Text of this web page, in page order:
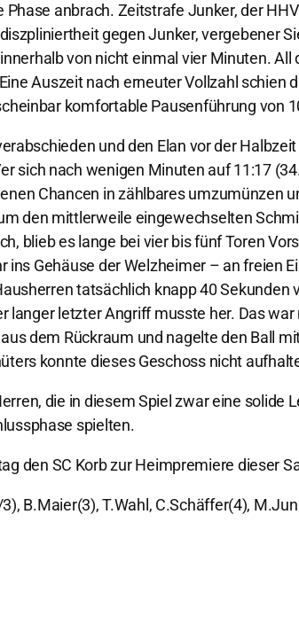
anbrach. Zeitstrafe Junker, der
gegen Junker, vergebener
von nicht einmal vier Minuten. All
Auszeit nach erneuter Vollzahl schien
komfortable Pausenführung von
und den Elan vor der
sich nach wenigen Minuten auf 11:17
Chancen in zählbares umzumünzen
den mittlerweile eingewechselten
blieb es lange bei vier bis fünf Toren
Gehäuse der Welzheimer – an freien
tatsächlich knapp 40 Sekunden
letzter Angriff musste her. Das
dem Rückraum und nagelte den Ball
konnte dieses Geschoss nicht
die in diesem Spiel zwar eine solide
spielten.
den SC Korb zur Heimpremiere dieser
B.Maier(3), T.Wahl, C.Schäffer(4),